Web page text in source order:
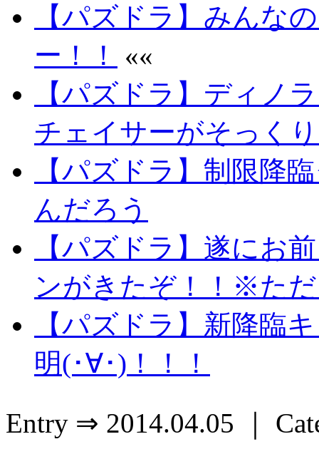
【パズドラ】みんな
ー！！
««
【パズドラ】ディノ
チェイサーがそっく
【パズドラ】制限降
んだろう
【パズドラ】遂にお
ンがきたぞ！！※た
【パズドラ】新降臨
明(･∀･)！！！
Entry ⇒ 2014.04.05 ｜